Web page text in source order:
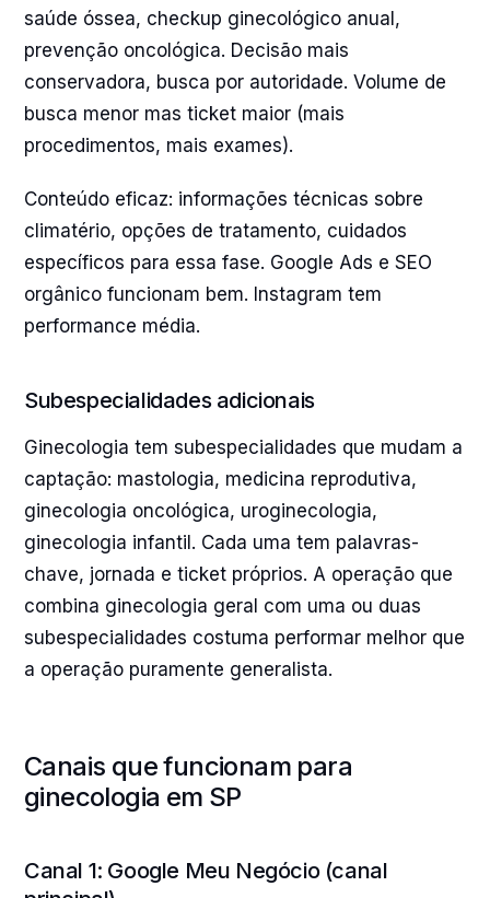
saúde óssea, checkup ginecológico anual,
prevenção oncológica. Decisão mais
conservadora, busca por autoridade. Volume de
busca menor mas ticket maior (mais
procedimentos, mais exames).
Conteúdo eficaz: informações técnicas sobre
climatério, opções de tratamento, cuidados
específicos para essa fase. Google Ads e SEO
orgânico funcionam bem. Instagram tem
performance média.
Subespecialidades adicionais
Ginecologia tem subespecialidades que mudam a
captação: mastologia, medicina reprodutiva,
ginecologia oncológica, uroginecologia,
ginecologia infantil. Cada uma tem palavras-
chave, jornada e ticket próprios. A operação que
combina ginecologia geral com uma ou duas
subespecialidades costuma performar melhor que
a operação puramente generalista.
Canais que funcionam para
ginecologia em SP
Canal 1: Google Meu Negócio (canal